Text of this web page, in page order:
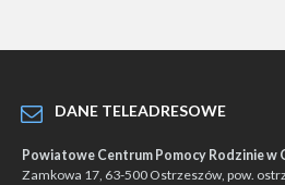
DANE TELEADRESOWE
Powiatowe Centrum Pomocy Rodzinie
Zamkowa 17, 63-500 Ostrzeszów, pow.